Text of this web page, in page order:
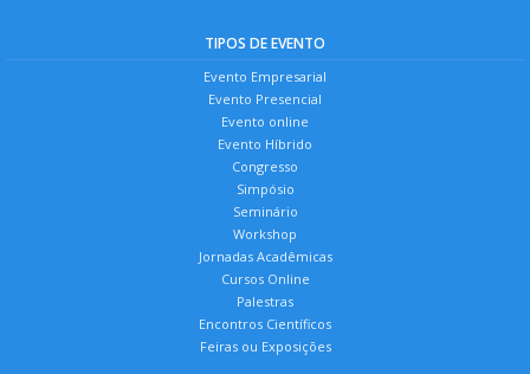
TIPOS DE EVENTO
Evento Empresarial
Evento Presencial
Evento online
Evento Híbrido
Congresso
Simpósio
Seminário
Workshop
Jornadas Acadêmicas
Cursos Online
Palestras
Encontros Científicos
Feiras ou Exposições